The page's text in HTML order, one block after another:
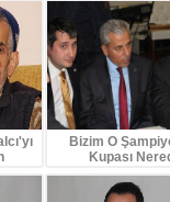
Bizim O
Kupası